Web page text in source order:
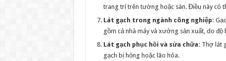
trang trí trên tường hoặc sàn. Điều này có
Lát gạch trong ngành công nghiệp:
gồm cả nhà máy và xưởng sản xuất, do độ
Lát gạch phục hồi và sửa chữa: Thợ lát
gạch bị hỏng hoặc lão hóa.